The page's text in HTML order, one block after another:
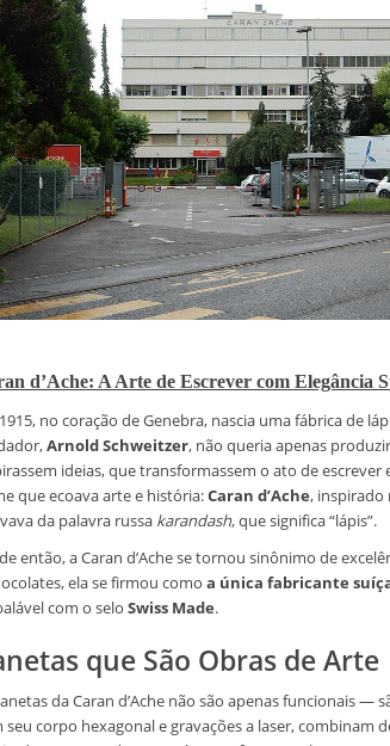
d’Ache: A Arte de Escrever com Elegância
no coração de Genebra, nascia uma fábrica de
Arnold Schweitzer, não queria apenas
ideias, que transformassem o ato de
que ecoava arte e história:Caran d’Ache, inspirado
da palavra russa karandash, que significa “lápis”.
então, a Caran d’Ache se tornou sinônimo de
ela se firmou como a única fabricante
com o selo Swiss Made.
que São Obras de Arte
da Caran d’Ache não são apenas funcionais
seu corpo hexagonal e gravações a laser, combinam